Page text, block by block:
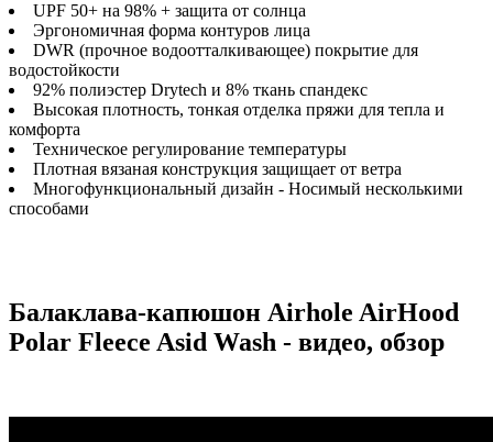
UPF 50+ на 98% + защита от солнца
Эргономичная форма контуров лица
DWR (прочное водоотталкивающее) покрытие для
водостойкости
92% полиэстер Drytech и 8% ткань спандекс
Высокая плотность, тонкая отделка пряжи для тепла и
комфорта
Техническое регулирование температуры
Плотная вязаная конструкция защищает от ветра
Многофункциональный дизайн - Носимый несколькими
способами
Балаклава-капюшон Airhole AirHood
Polar Fleece Asid Wash - видео, обзор